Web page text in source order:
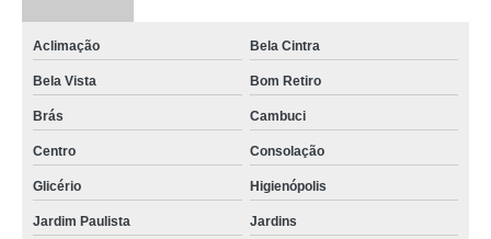
Aclimação Bela Cintra
Bela Vista Bom Retiro
Brás Cambuci
Centro Consolação
Glicério Higienópolis
Jardim Paulista Jardins